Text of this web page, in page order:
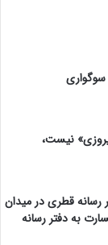
نیست،
قطری در میدان
به دفتر رسانه